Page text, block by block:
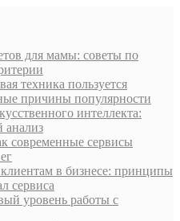
для мамы: советы по
техника пользуется
причины популярности
интеллекта:
анализ
современные сервисы
в бизнесе: принципы
сервиса
уровень работы с